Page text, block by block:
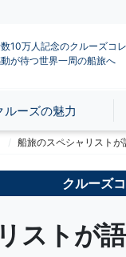
10万人記念のクルーズコ
が待つ世界一周の船旅へ
ルーズの魅力
船旅のスペシャリスト
クルーズ
ストが